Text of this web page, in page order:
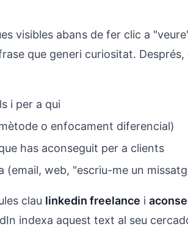
visibles abans de fer clic a
que generi curiositat.
i per a qui
o enfocament diferencial)
has aconseguit per a clients
(email, web, "escriu-me un
clau linkedin freelance i
indexa aquest text al seu